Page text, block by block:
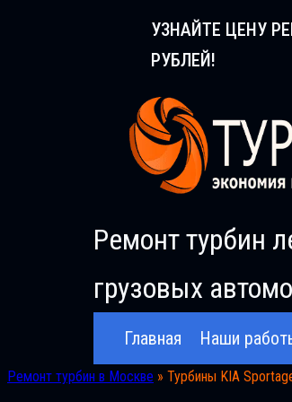
УЗНАЙТЕ ЦЕНУ
РУБЛЕЙ!
Ремонт турбин
грузовых
Главная Наши
Ремонт турбин в Москве » Турбины KIA